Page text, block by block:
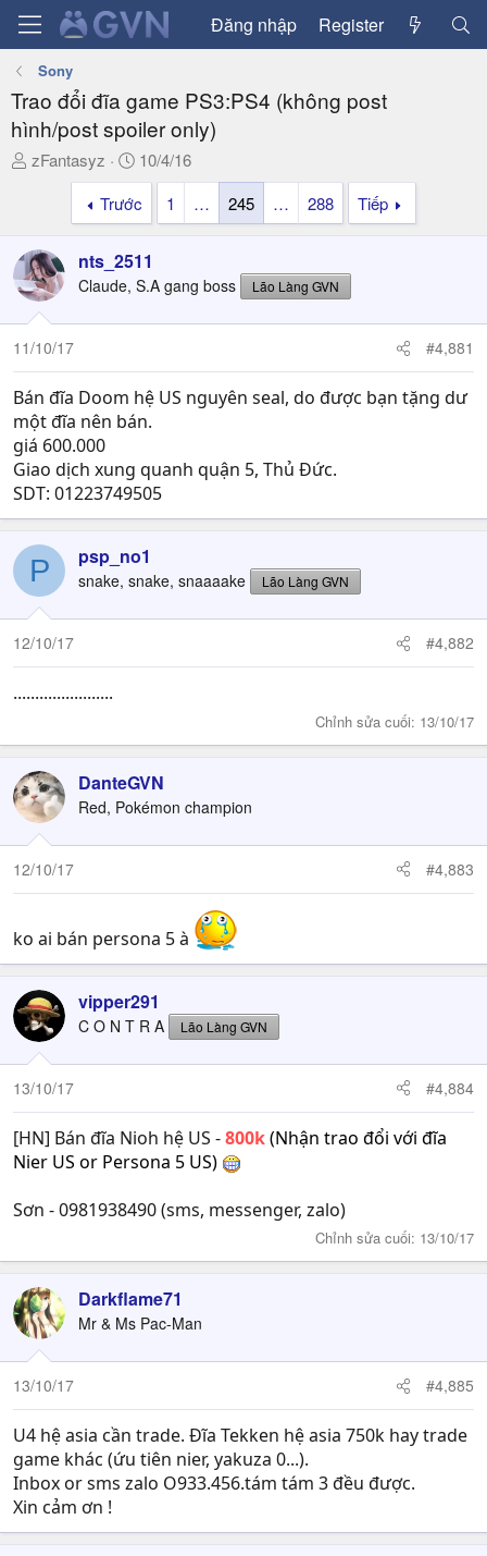
Đăng nhập Register
Sony
Trao đổi đĩa game PS3:PS4 (không post
hình/post spoiler only)
T
a
d
s
t
a
t
e
r
zFantasyz
N
g
à
y
g
ử
i
10/4/16
Trước
1 … 245 … 288 Tiếp
nts_2511
Claude, S.A gang boss Lão Làng GVN
11/10/17 #4,881
Bán đĩa Doom hệ US nguyên seal, do được bạn tặng dư
một đĩa nên bán.
giá 600.000
Giao dịch xung quanh quận 5, Thủ Đức.
SDT: 01223749505
P psp_no1
snake, snake, snaaaake Lão Làng GVN
12/10/17 #4,882
.......................
Chỉnh sửa cuối: 13/10/17
DanteGVN
Red, Pokémon champion
12/10/17 #4,883
ko ai bán persona 5 à
vipper291
C O N T R A Lão Làng GVN
13/10/17 #4,884
[HN] Bán đĩa Nioh hệ US -800k(Nhận trao đổi với đĩa
Nier US or Persona 5 US)
Sơn - 0981938490 (sms, messenger, zalo)
Chỉnh sửa cuối: 13/10/17
Darkflame71
Mr & Ms Pac-Man
13/10/17 #4,885
U4 hệ asia cần trade. Đĩa Tekken hệ asia 750k hay trade
game khác (ứu tiên nier, yakuza 0...).
Inbox or sms zalo O933.456.tám tám 3 đều được.
Xin cảm ơn !